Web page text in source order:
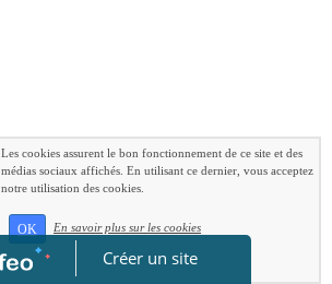
Créer un site
Les cookies assurent le bon fonctionnement de ce site et des
médias sociaux affichés. En utilisant ce dernier, vous acceptez
notre utilisation des cookies.
OK En savoir plus sur les cookies